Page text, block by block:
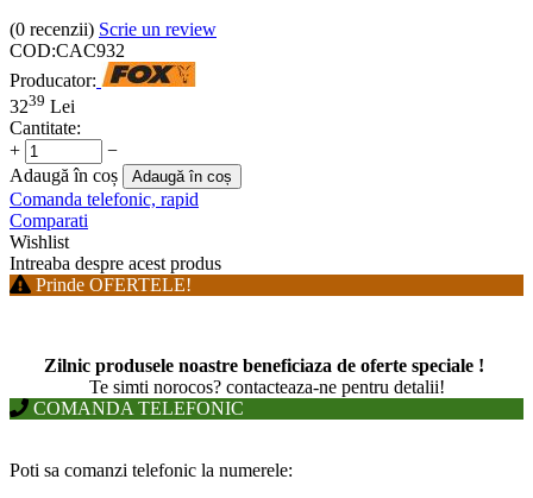
(0 recenzii) Scrie un review
COD:CAC932
Producator:
3239 Lei
Cantitate:
+
−
Adaugă în coș
Adaugă în coș
Comanda telefonic, rapid
Comparati
Wishlist
Intreaba despre acest produs
Prinde OFERTELE!
Zilnic produsele noastre beneficiaza de oferte speciale !
Te simti norocos? contacteaza-ne pentru detalii!
COMANDA TELEFONIC
Poti sa comanzi telefonic la numerele: